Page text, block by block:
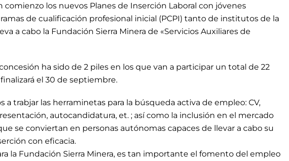
comienzo los nuevos Planes de Inserción Laboral con jóvenes
de cualificación profesional inicial (PCPI) tanto de institutos de la
a cabo la Fundación Sierra Minera de «Servicios Auxiliares de
concesión ha sido de 2 piles en los que van a participar un total de 22
el 30 de septiembre.
a trabjar las herraminetas para la búsqueda activa de empleo: CV,
autocandidatura, et. ; así como la inclusión en el mercado
se conviertan en personas autónomas capaces de llevar a cabo su
con eficacia.
la Fundación Sierra Minera, es tan importante el fomento del empleo